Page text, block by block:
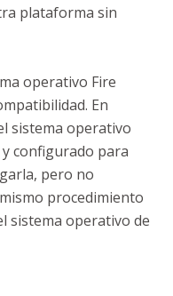
plataforma sin
operativo Fire
En
sistema operativo
configurado para
pero no
procedimiento
sistema operativo de